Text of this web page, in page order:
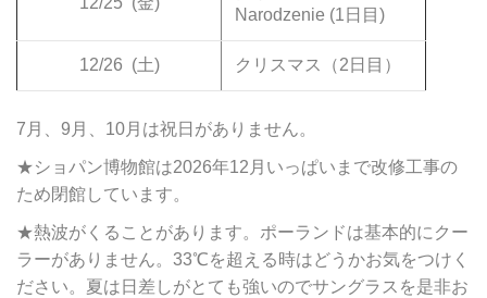
Narodzenie (1日目)
12/26 (土) クリスマス（2日目）
7月、9月、10月は祝日がありません。
★ショパン博物館は2026年12月いっぱいまで改修工事の
ため閉館しています。
★熱波がくることがあります。ポーランドは基本的にクー
ラーがありません。33℃を超える時はどうかお気をつけく
ださい。夏は日差しがとても強いのでサングラスを是非お